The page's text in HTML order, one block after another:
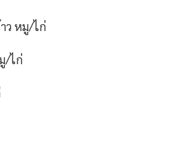
ว หมู/ไก่
/ไก่